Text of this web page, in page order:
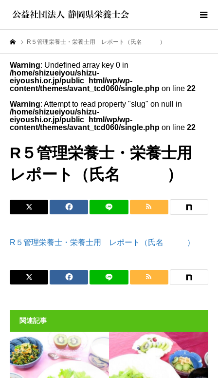
R５管理栄養士・栄養士用 レポート（氏名 ）
Warning: Undefined array key 0 in
/home/shizueiyou/shizu-
eiyoushi.or.jp/public_html/wp/wp-
content/themes/avant_tcd060/single.php on line 22
Warning: Attempt to read property "slug" on null in
/home/shizueiyou/shizu-
eiyoushi.or.jp/public_html/wp/wp-
content/themes/avant_tcd060/single.php on line 22
R５管理栄養士・栄養士用
レポート（氏名 ）
R５管理栄養士・栄養士用 レポート（氏名 ）
関連記事